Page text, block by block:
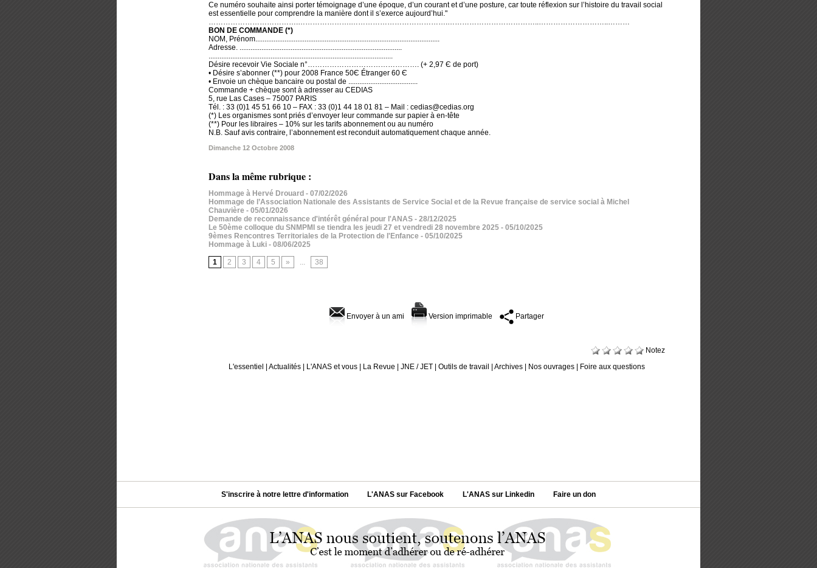
Ce numéro souhaite ainsi porter témoignage d’une époque, d’un courant et d’une posture, car toute réflexion sur l’histoire du travail social
est essentielle pour comprendre la manière dont il s’exerce aujourd’hui."
……………………………….………………….………………………………….………………………………..………………………..………
BON DE COMMANDE (*)
NOM, Prénom.....................................................................................................
Adresse. .........................................................................................
.....................................................................................................
Désire recevoir Vie Sociale n°………………………………………. (+ 2,97 Є de port)
• Désire s’abonner (**) pour 2008 France 50Є Étranger 60 Є
• Envoie un chèque bancaire ou postal de ......................................
Commande + chèque sont à adresser au CEDIAS
5, rue Las Cases – 75007 PARIS
Tél. : 33 (0)1 45 51 66 10 – FAX : 33 (0)1 44 18 01 81 – Mail : cedias@cedias.org
(*) Les organismes sont priés d’envoyer leur commande sur papier à en-tête
(**) Pour les libraires – 10% sur les tarifs abonnement ou au numéro
N.B. Sauf avis contraire, l’abonnement est reconduit automatiquement chaque année.
Dimanche 12 Octobre 2008
Dans la même rubrique :
Hommage à Hervé Drouard - 07/02/2026
Hommage de l’Association Nationale des Assistants de Service Social et de la Revue française de service social à Michel
Chauvière - 05/01/2026
Demande de reconnaissance d'intérêt général pour l'ANAS - 28/12/2025
Le 50ème colloque du SNMPMI se tiendra les jeudi 27 et vendredi 28 novembre 2025 - 05/10/2025
9èmes Rencontres Territoriales de la Protection de l'Enfance - 05/10/2025
Hommage à Luki - 08/06/2025
1 2 3 4 5 » ... 38
Envoyer à un ami Version imprimable Partager
Notez
L'essentiel
Actualités L'ANAS et vous La Revue JNE / JET Outils de travail Archives Nos ouvrages Foire aux questions
S'inscrire à notre lettre d'information L'ANAS sur Facebook L'ANAS sur Linkedin Faire un don